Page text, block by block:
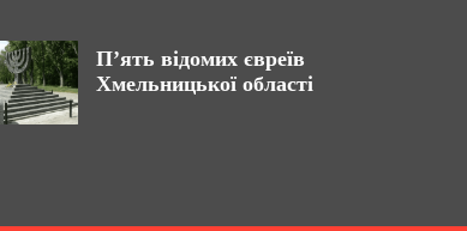
П’ять відомих євреїв
Хмельницької області